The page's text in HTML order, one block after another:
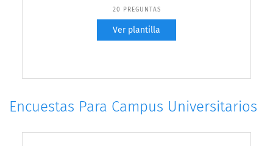
20 PREGUNTAS
Ver plantilla
Encuestas Para Campus Universitarios